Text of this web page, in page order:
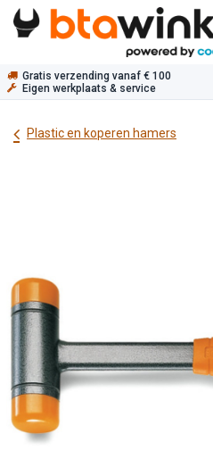
Overslaan naar inhoud
Gratis verzending vanaf € 100
Eigen werkplaats & service
Plastic en koperen hamers